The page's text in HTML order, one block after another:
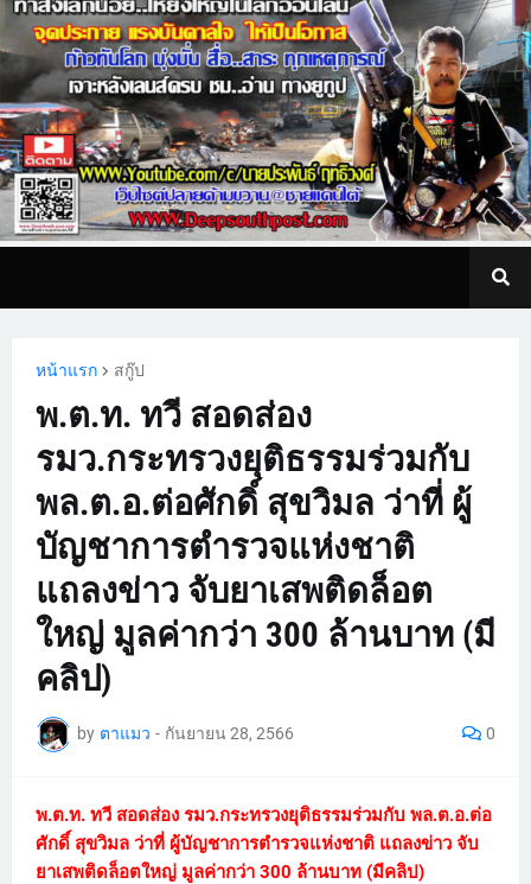
หน้าแรก สกู๊ป
พ.ต.ท. ทวี สอดส่อง
รมว.กระทรวงยุติธรรมร่วมกับ
พล.ต.อ.ต่อศักดิ์ สุขวิมล ว่าที่ ผู้
บัญชาการตํารวจแห่งชาติ
แถลงข่าว จับยาเสพติดล็อต
ใหญ่ มูลค่ากว่า 300 ล้านบาท (มี
คลิป)
by ตาแมว - กันยายน 28, 2566 0
พ.ต.ท. ทวี สอดส่อง รมว.กระทรวงยุติธรรมร่วมกับ พล.ต.อ.ต่อ
ศักดิ์ สุขวิมล ว่าที่ ผู้บัญชาการตํารวจแห่งชาติ แถลงข่าว จับ
ยาเสพติดล็อตใหญ่ มูลค่ากว่า 300 ล้านบาท (มีคลิป)